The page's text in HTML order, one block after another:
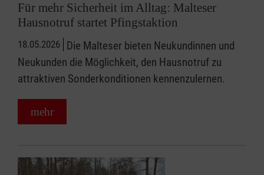
Für mehr Sicherheit im Alltag: Malteser
Hausnotruf startet Pfingstaktion
18.05.2026 Die Malteser bieten Neukundinnen und
Neukunden die Möglichkeit, den Hausnotruf zu
attraktiven Sonderkonditionen kennenzulernen.
mehr